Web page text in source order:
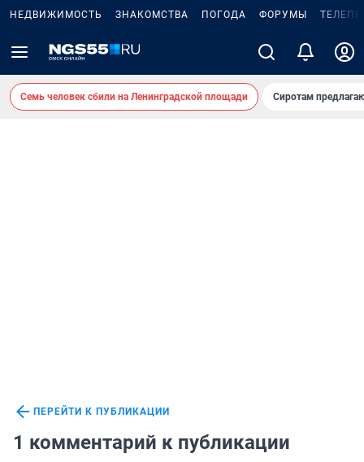
НЕДВИЖИМОСТЬ ЗНАКОМСТВА ПОГОДА ФОРУМЫ
Семь человек сбили на Ленинградской площади Сиротам
ПЕРЕЙТИ К ПУБЛИКАЦИИ
1 комментарий к публикации